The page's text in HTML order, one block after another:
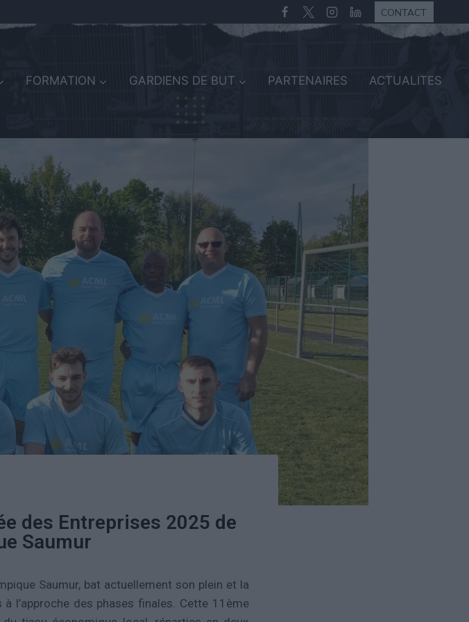
CONTACT
FORMATION GARDIENS DE BUT PARTENAIRES ACTUALITES
des Entreprises 2025 de
Saumur
Saumur, bat actuellement son plein et la
l’approche des phases finales. Cette 11ème